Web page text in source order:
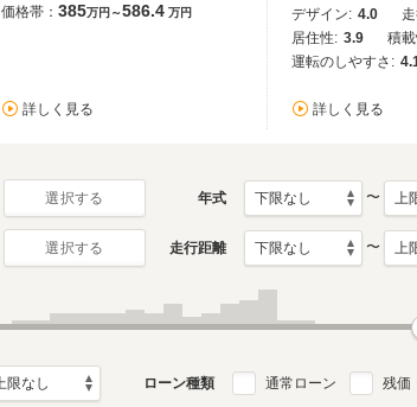
価格帯： 385万円～586.4 万円
詳しく見る
デザイン: 4.0
居住性: 3.9 積
運転のしやすさ:
詳しく見る
2012年11月～2018年6月
生産モデル
月生産
選択する 年式 〜
選択する 走行距離 〜
ローン種類 通常ローン 残価